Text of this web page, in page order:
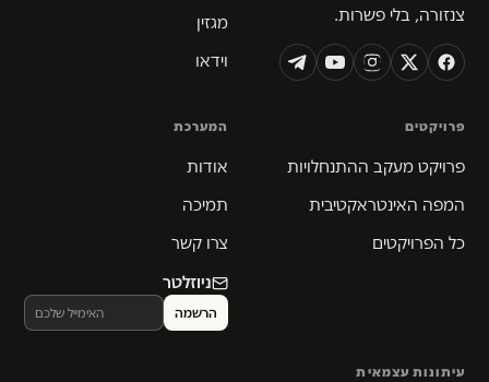
צנזורה, בלי פשרות.
מגזין
וידאו
פרויקטים
פרויקט מעקב ההתנחלויות
המפה האינטראקטיבית
כל הפרויקטים
המערכת
אודות
תמיכה
צרו קשר
ניוזלטר
עיתונות עצמאית